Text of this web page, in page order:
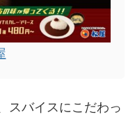
スバイスにこだわっ